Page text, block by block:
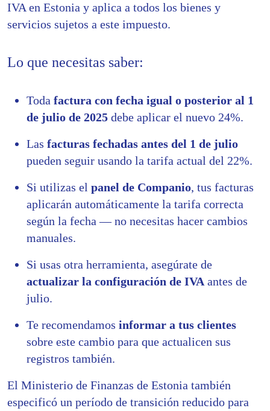
IVA en Estonia y aplica a todos los bienes y
servicios sujetos a este impuesto.
Lo que necesitas saber:
Toda factura con fecha igual o posterior al 1
de julio de 2025 debe aplicar el nuevo 24%.
Las facturas fechadas antes del 1 de julio
pueden seguir usando la tarifa actual del 22%.
Si utilizas el panel de Companio, tus facturas
aplicarán automáticamente la tarifa correcta
según la fecha — no necesitas hacer cambios
manuales.
Si usas otra herramienta, asegúrate de
actualizar la configuración de IVA antes de
julio.
Te recomendamos informar a tus clientes
sobre este cambio para que actualicen sus
registros también.
El Ministerio de Finanzas de Estonia también
especificó un período de transición reducido para